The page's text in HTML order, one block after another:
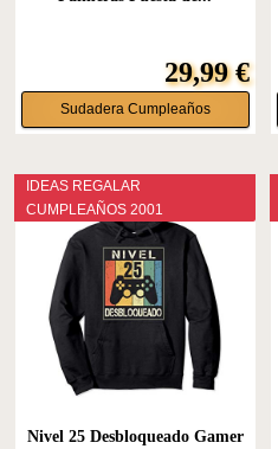
29,99 €
Sudadera Cumpleaños
IDEAS REGALAR
CUMPLEAÑOS 2001
Nivel 25 Desbloqueado Gamer